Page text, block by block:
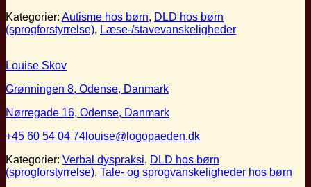
Kategorier: Autisme hos børn, DLD hos børn
(sprogforstyrrelse), Læse-/stavevanskeligheder
Louise Skov
Grønningen 8, Odense, Danmark
Nørregade 16, Odense, Danmark
+45 60 54 04 74 louise@logopaeden.dk
Kategorier: Verbal dyspraksi, DLD hos børn
(sprogforstyrrelse), Tale- og sprogvanskeligheder hos børn